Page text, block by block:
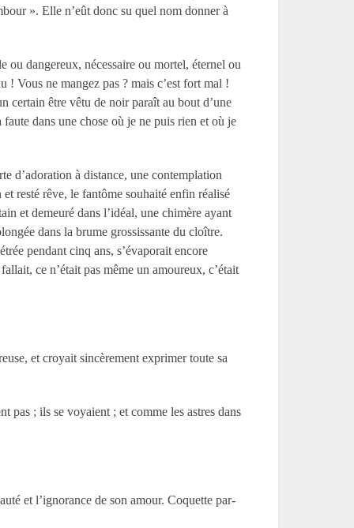
». Elle n’eût donc su quel nom donner à
ou dangereux, nécessaire ou mortel, éternel ou
! Vous ne mangez pas ? mais c’est fort mal !
certain être vêtu de noir paraît au bout d’une
dans une chose où je ne puis rien et où je
d’adoration à distance, une contemplation
resté rêve, le fantôme souhaité enfin réalisé
et demeuré dans l’idéal, une chimère ayant
dans la brume grossissante du cloître.
pendant cinq ans, s’évaporait encore
ce n’était pas même un amoureux, c’était
et croyait sincèrement exprimer toute sa
pas ; ils se voyaient ; et comme les astres dans
et l’ignorance de son amour. Coquette par-